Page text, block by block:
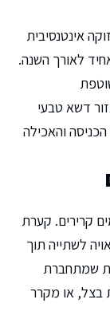
אינטנסיבית
לאורך השנה.
דשא טבעי
והאכילה
קרירים. קערת
לשתייה תוך
שמתחברת
בצל, או מקרר